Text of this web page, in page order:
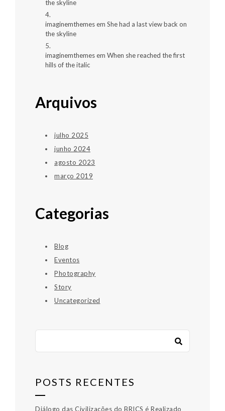
the skyline
imaginemthemesem She had a last view back on
the skyline
imaginemthemesem When she reached the first
hills of the italic
Arquivos
julho 2025
junho 2024
agosto 2023
março 2019
Categorias
Blog
Eventos
Photography
Story
Uncategorized
POSTS RECENTES
Diálogo das Civilizações do BRICS é Realizado